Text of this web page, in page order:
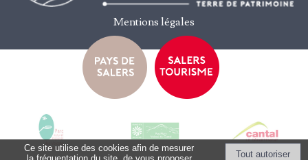
Mentions légales
Ce site utilise des cookies afin de mesurer